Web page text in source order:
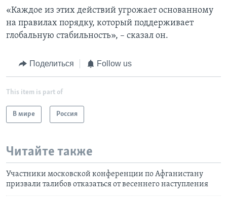
«Каждое из этих действий угрожает основанному
на правилах порядку, который поддерживает
глобальную стабильность», – сказал он.
Поделиться Follow us
This item is part of
В мире Россия
Читайте также
Участники московской конференции по Афганистану
призвали талибов отказаться от весеннего наступления